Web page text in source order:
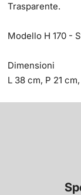
Trasparente.
Modello H 170 -
Dimensioni
L 38 cm, P 21 cm,